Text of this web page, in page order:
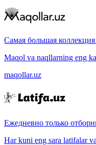
Самая большая
Maqol va naqllarning eng
maqollar.uz
Ежедневно только
Har kuni eng sara latifalar